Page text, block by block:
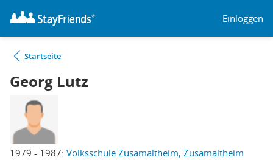
Einloggen
Startseite
Georg Lutz
1979 - 1987: Volksschule Zusamaltheim, Zusamaltheim